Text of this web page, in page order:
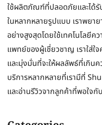
ใช้ผลิตภัณฑ์ที่ปลอดภัยและได้รั
ในหลากหลายรูปแบบ เราพยา
อย่างสูงสุดโดยใช้เทคโนโลยี
แพทย์ของผู้เชี่ยวชาญ เราใส่
และมุ่งมั่นที่จะให้ผลลัพธ์ที่เกิน
บริการหลากหลายที่เรามีที่
และอ่านรีวิวจากลูกค้าที่พอใจกั